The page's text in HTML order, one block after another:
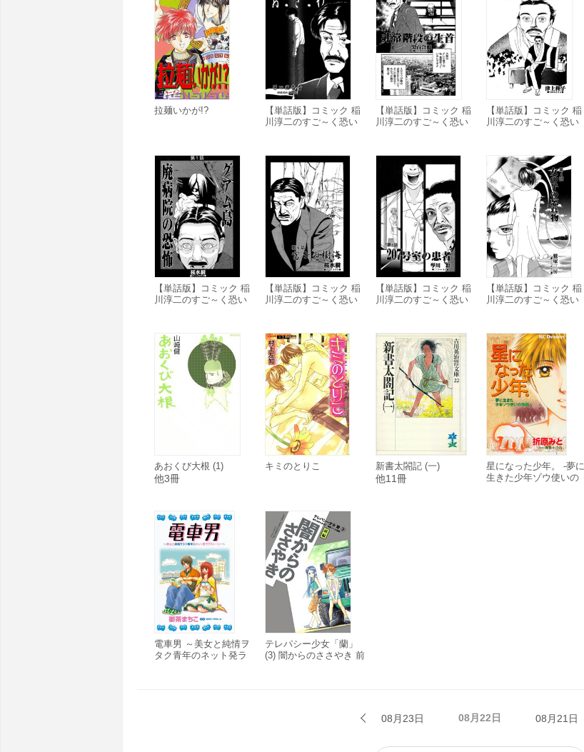
拉麺いかが!?
【単話版】コミック 稲
川淳二のすご～く恐い
【単話版】コミック 稲
川淳二のすご～く恐い
【単話版】コミック 稲
川淳二のすご～く恐い
【単話版】コミック 稲
川淳二のすご～く恐い
【単話版】コミック 稲
川淳二のすご～く恐い
【単話版】コミック 稲
川淳二のすご～く恐い
【単話版】コミック 稲
川淳二のすご～く恐い
あおくび大根 (1)
他3冊
キミのとりこ 新書太閤記 (一)
他11冊
星になった少年。 -夢に
生きた少年ゾウ使いの
電車男 ～美女と純情ヲ
タク青年のネット発ラ
テレパシー少女「蘭」
(3) 闇からのささやき 前
08月23日 08月22日 08月21日